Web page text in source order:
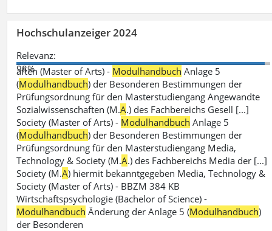
Hochschulanzeiger 2024
Relevanz:
98%
aften (Master of Arts) - Modulhandbuch Anlage 5
(Modulhandbuch) der Besonderen Bestimmungen der
Prüfungsordnung für den Masterstudiengang Angewandte
Sozialwissenschaften (M.A.) des Fachbereichs Gesell [...]
Society (Master of Arts) - Modulhandbuch Anlage 5
(Modulhandbuch) der Besonderen Bestimmungen der
Prüfungsordnung für den Masterstudiengang Media,
Technology & Society (M.A.) des Fachbereichs Media der [...]
Society (M.A) hiermit bekanntgegeben Media, Technology &
Society (Master of Arts) - BBZM 384 KB
Wirtschaftspsychologie (Bachelor of Science) -
Modulhandbuch Änderung der Anlage 5 (Modulhandbuch)
der Besonderen